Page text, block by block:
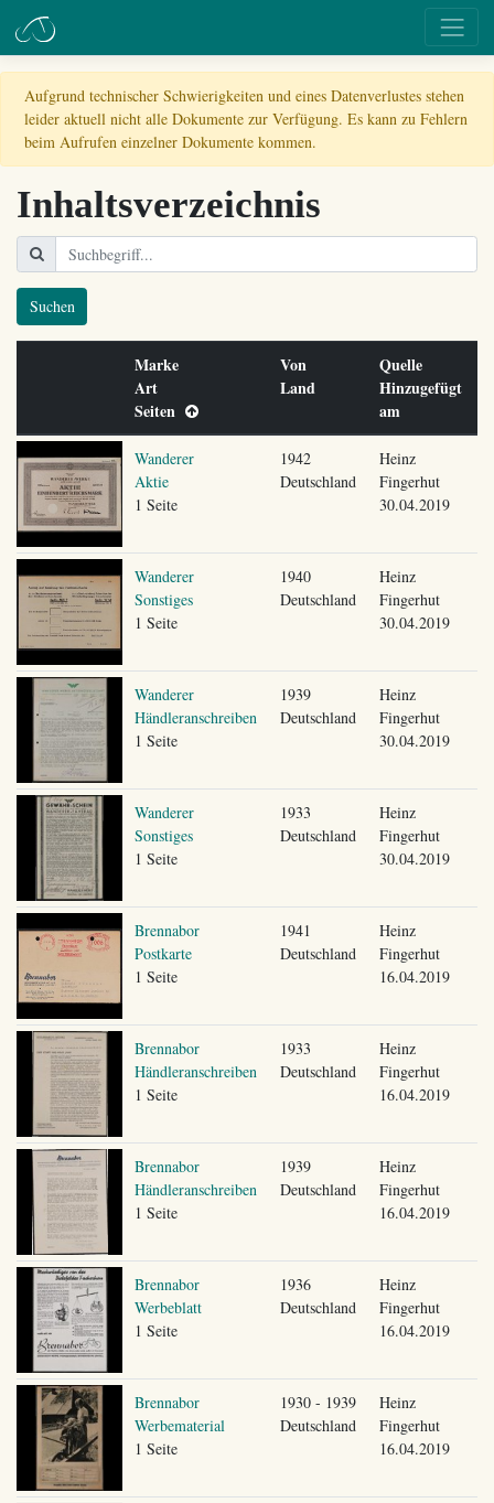
Aufgrund technischer Schwierigkeiten und eines Datenverlustes stehen
leider aktuell nicht alle Dokumente zur Verfügung. Es kann zu Fehlern
beim Aufrufen einzelner Dokumente kommen.
Inhaltsverzeichnis
Suchen
Marke
Art
Seiten
Von
Land
Quelle
Hinzugefügt
am
Wanderer
Aktie
1 Seite
1942
Deutschland
Heinz
Fingerhut
30.04.2019
Wanderer
Sonstiges
1 Seite
1940
Deutschland
Heinz
Fingerhut
30.04.2019
Wanderer
Händleranschreiben
1 Seite
1939
Deutschland
Heinz
Fingerhut
30.04.2019
Wanderer
Sonstiges
1 Seite
1933
Deutschland
Heinz
Fingerhut
30.04.2019
Brennabor
Postkarte
1 Seite
1941
Deutschland
Heinz
Fingerhut
16.04.2019
Brennabor
Händleranschreiben
1 Seite
1933
Deutschland
Heinz
Fingerhut
16.04.2019
Brennabor
Händleranschreiben
1 Seite
1939
Deutschland
Heinz
Fingerhut
16.04.2019
Brennabor
Werbeblatt
1 Seite
1936
Deutschland
Heinz
Fingerhut
16.04.2019
Brennabor
Werbematerial
1 Seite
1930 - 1939
Deutschland
Heinz
Fingerhut
16.04.2019